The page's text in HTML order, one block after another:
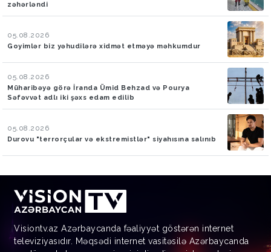
zəhərləndi
05.08.2026
Goyimlər biz yəhudilərə xidmət etməyə məhkumdur
05.08.2026
Müharibəyə görə İranda Ümid Behzad və Pourya
Səfəvvət adlı iki şəxs edam edilib
05.08.2026
Durovu "terrorçular və ekstremistlər" siyahısına salınıb
Visiontv.az Azərbaycanda fəaliyyət göstərən internet
televiziyasıdır. Məqsədi internet vasitəsilə Azərbaycanda